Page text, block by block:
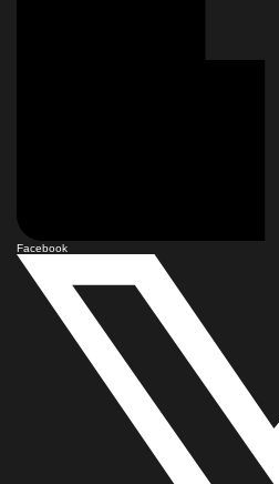
Facebook